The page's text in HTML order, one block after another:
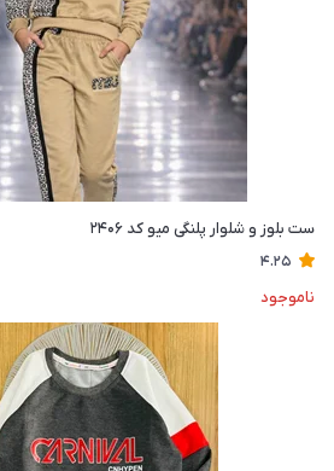
ست بلوز و شلوار پلنگی میو کد ۲۴۰۶
4.25
ناموجود